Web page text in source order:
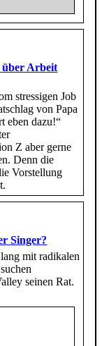
über Arbeit
stressigen Job
von Papa
eben dazu!“
Z aber gerne
Denn die
Vorstellung
Singer?
mit radikalen
seinen Rat.